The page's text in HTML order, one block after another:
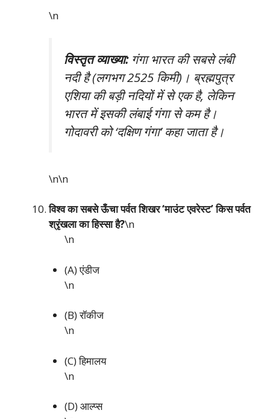
\n
विस्तृत व्याख्या:गंगा भारत की सबसे लंबी
नदी है (लगभग 2525 किमी)। ब्रह्मपुत्र
एशिया की बड़ी नदियों में से एक है, लेकिन
भारत में इसकी लंबाई गंगा से कम है।
गोदावरी को ‘दक्षिण गंगा’ कहा जाता है।
\n\n
विश्व का सबसे ऊँचा पर्वत शिखर ‘माउंट एवरेस्ट’ किस पर्वत
श्रृंखला का हिस्सा है?\n
\n
(A) एंडीज
\n
(B) रॉकीज
\n
(C) हिमालय
\n
(D) आल्प्स